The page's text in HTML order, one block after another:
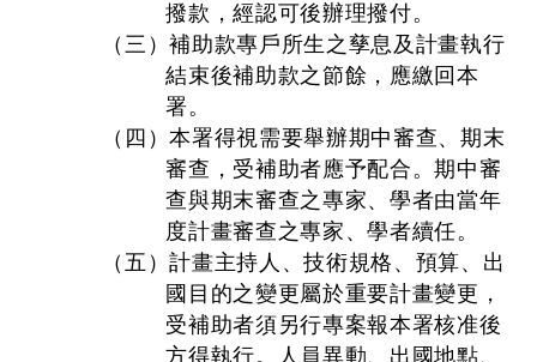
撥款，經認可後辦理撥付。
（三）補助款專戶所生之孳息及計畫執行
結束後補助款之節餘，應繳回本
署。
（四）本署得視需要舉辦期中審查、期末
審查，受補助者應予配合。期中審
查與期末審查之專家、學者由當年
度計畫審查之專家、學者續任。
（五）計畫主持人、技術規格、預算、出
國目的之變更屬於重要計畫變更，
受補助者須另行專案報本署核准後
方得執行。人員異動、出國地點、